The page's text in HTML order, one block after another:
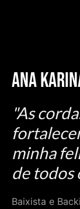
Ana
"As
minha
de todos
Baixista e